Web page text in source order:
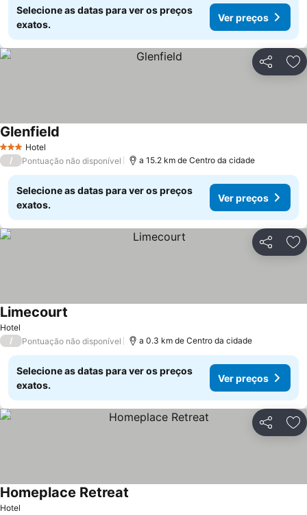
Selecione as datas para ver os preços
exatos.
Ver preços
Partilhar
3 EstrelasHotel
Glenfield
/ Pontuação não disponível a 15.2 km de Centro da cidade
Selecione as datas para ver os preços
exatos.
Ver preços
Partilhar
Hotel
Limecourt
/ Pontuação não disponível a 0.3 km de Centro da cidade
Selecione as datas para ver os preços
exatos.
Ver preços
Partilhar
Hotel
Homeplace Retreat